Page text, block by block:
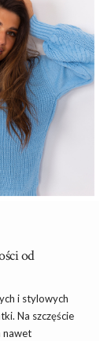
od
i stylowych
Na szczęście
nawet